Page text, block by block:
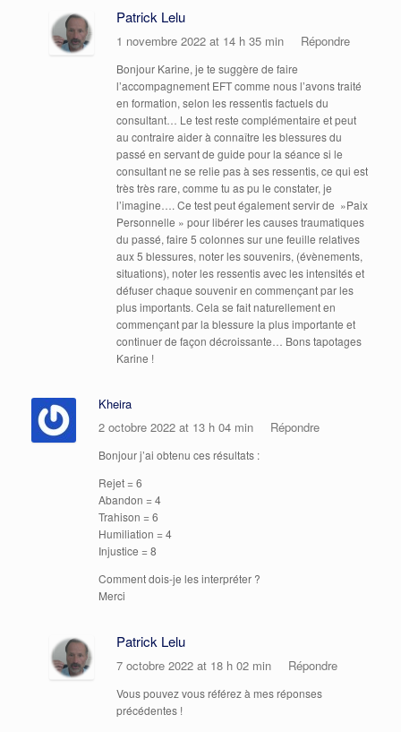
Patrick Lelu
1 novembre 2022 at 14 h 35 min Répondre
Bonjour Karine, je te suggère de faire
l’accompagnement EFT comme nous l’avons traité
en formation, selon les ressentis factuels du
consultant… Le test reste complémentaire et peut
au contraire aider à connaître les blessures du
passé en servant de guide pour la séance si le
consultant ne se relie pas à ses ressentis, ce qui est
très très rare, comme tu as pu le constater, je
l’imagine…. Ce test peut également servir de »Paix
Personnelle » pour libérer les causes traumatiques
du passé, faire 5 colonnes sur une feuille relatives
aux 5 blessures, noter les souvenirs, (évènements,
situations), noter les ressentis avec les intensités et
défuser chaque souvenir en commençant par les
plus importants. Cela se fait naturellement en
commençant par la blessure la plus importante et
continuer de façon décroissante… Bons tapotages
Karine !
Kheira
2 octobre 2022 at 13 h 04 min
Répondre
Bonjour j’ai obtenu ces résultats :
Rejet = 6
Abandon = 4
Trahison = 6
Humiliation = 4
Injustice = 8
Comment dois-je les interpréter ?
Merci
Patrick Lelu
7 octobre 2022 at 18 h 02 min Répondre
Vous pouvez vous référez à mes réponses
précédentes !